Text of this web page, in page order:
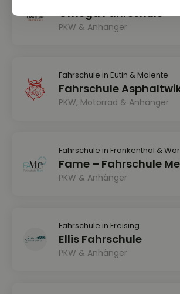
Omega Fahrschule
PKW & Anhänger
Fahrschule in Eutin & Malente
Fahrschule
PKW, Motorrad & Anhänger
Fahrschule in Frankenthal &
Fame – Fahrschule
PKW & Anhänger
Fahrschule in Freising
Ellis Fahrschule
PKW & Anhänger